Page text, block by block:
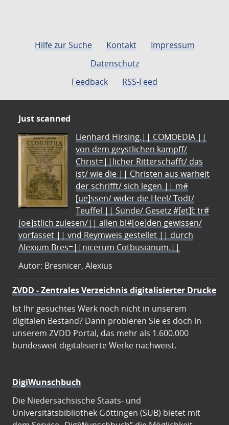
Hilfe zur Suche Kontakt
Impressum
Datenschutz
Feedback
RSS-Feed
Just scanned
Lienhard Hirsing.|| COMOEDIA ||
von dem geystlichen kampff/
Christ=||licher Ritterschafft/ das
ist/ wie die || Christen aus warheit
der schrifft/ sich legen || m#
[ue]ssen/ wider die Heel/ Todt/
Teuffel || Sünde/ Gesetz #[et]c̃ tr#
[oe]stlich zulesen/|| allen bl#[oe]den gewissen/
vorfasset || vnd Reymweis gestellet || durch
Alexium Bres=||nicerum Cotbusianum.||
Autor: Bresnicer, Alexius
ZVDD - Zentrales Verzeichnis digitalisierter Drucke
Ist Ihr gesuchtes Werk noch nicht in unserem
digitalen Bestand? Dann probieren Sie es doch in
unserem ZVDD Portal, das mehr als 1.600.000
bundesweit digitalisierte Werke nachweist.
DigiWunschbuch
Die Niedersächsische Staats- und
Universitätsbibliothek Göttingen (SUB) bietet mit